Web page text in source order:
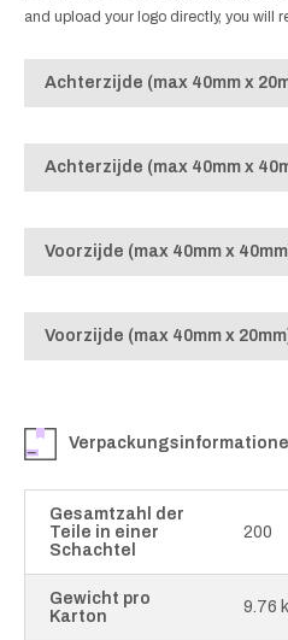
and upload your logo directly, you will
Achterzijde (max 40mm x
Achterzijde (max 40mm x
Voorzijde (max 40mm x
Voorzijde (max 40mm x
Gesamtzahl der
Teile in einer
Schachtel
200
Gewicht pro
Karton
9.76